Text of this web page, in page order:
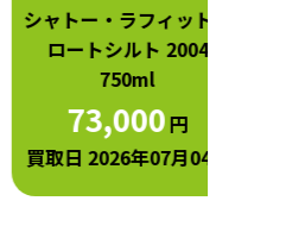
シャトー・ラフィット・
ロートシルト 2004
750ml
73,000円
買取日 2026年07月04日